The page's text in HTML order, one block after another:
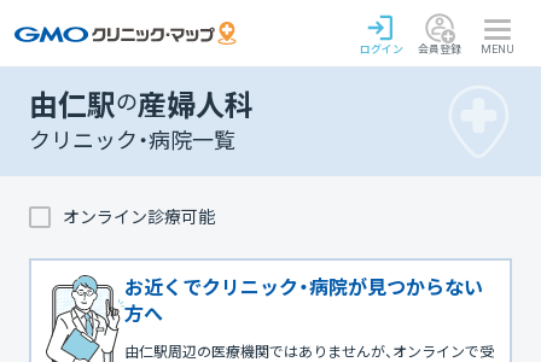
ログイン 会員登録 MENU
由仁駅の産婦人科
クリニック・病院一覧
オンライン診療可能
お近くでクリニック・病院が見つからない
方へ
由仁駅周辺の医療機関ではありませんが、オンラインで受